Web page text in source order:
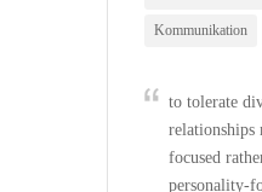
Kommunikation
to tolerate
relationships
focused
personality-